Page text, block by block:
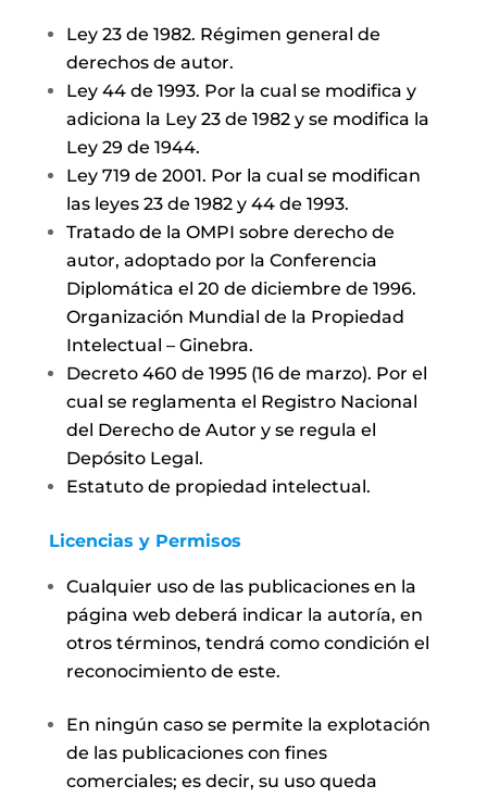
Ley 23 de 1982. Régimen general de
derechos de autor.
Ley 44 de 1993. Por la cual se modifica y
adiciona la Ley 23 de 1982 y se modifica la
Ley 29 de 1944.
Ley 719 de 2001. Por la cual se modifican
las leyes 23 de 1982 y 44 de 1993.
Tratado de la OMPI sobre derecho de
autor, adoptado por la Conferencia
Diplomática el 20 de diciembre de 1996.
Organización Mundial de la Propiedad
Intelectual – Ginebra.
Decreto 460 de 1995 (16 de marzo). Por el
cual se reglamenta el Registro Nacional
del Derecho de Autor y se regula el
Depósito Legal.
Estatuto de propiedad intelectual.
Licencias y Permisos
Cualquier uso de las publicaciones en la
página web deberá indicar la autoría, en
otros términos, tendrá como condición el
reconocimiento de este.
En ningún caso se permite la explotación
de las publicaciones con fines
comerciales; es decir, su uso queda